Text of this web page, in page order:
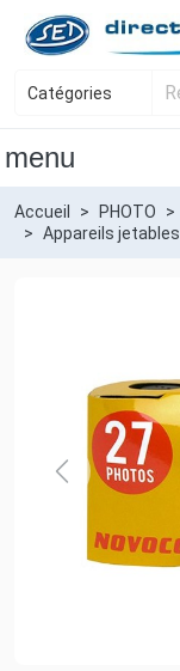
menu
Accueil PHOTO
Appareils jetables
Previous